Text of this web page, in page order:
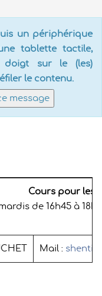
un périphérique
tablette tactile,
doigt sur le (les)
le contenu.
message
Cours pour les
de 16h45 à
Mail :